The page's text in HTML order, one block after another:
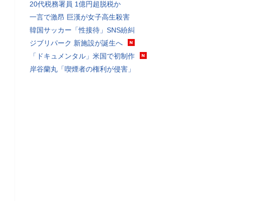
20代税務署員 1億円超脱税か
一言で激昂 巨漢が女子高生殺害
韓国サッカー「性接待」SNS紛糾
ジブリパーク 新施設が誕生へ
「ドキュメンタル」米国で初制作
岸谷蘭丸「喫煙者の権利が侵害」